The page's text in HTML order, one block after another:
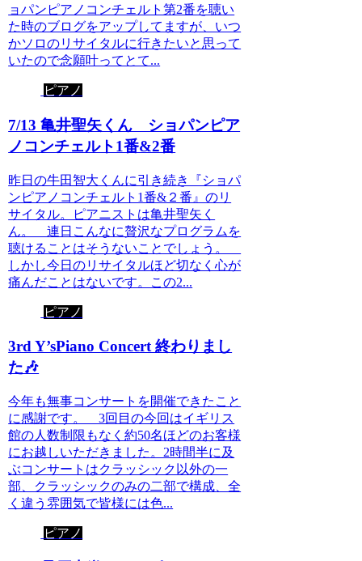
ョパンピアノコンチェルト第2番を聴い
た時のブログをアップしてますが、いつ
かソロのリサイタルに行きたいと思って
いたので念願叶ってとて...
ピアノ
7/13 亀井聖矢くん ショパンピア
ノコンチェルト1番&2番
昨日の牛田智大くんに引き続き『ショパ
ンピアノコンチェルト1番&２番』のリ
サイタル。ピアニストは亀井聖矢く
ん。 連日こんなに贅沢なプログラムを
聴けることはそうないことでしょう。
しかし今日のリサイタルほど切なく心が
痛んだことはないです。この2...
ピアノ
3rd Y’sPiano Concert 終わりまし
た🎶
今年も無事コンサートを開催できたこと
に感謝です。 3回目の今回はイギリス
館の人数制限もなく約50名ほどのお客様
にお越しいただきました。2時間半に及
ぶコンサートはクラッシック以外の一
部、クラッシックのみの二部で構成、全
く違う雰囲気で皆様には色...
ピアノ